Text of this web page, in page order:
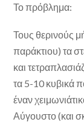
Το πρόβλημα:
Τους θερινούς
παράκτιου) τα
και
τα 5-10 κυβικά
έναν
Αύγουστο (και